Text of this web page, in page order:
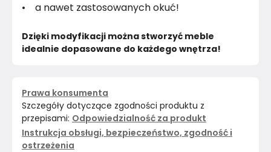
• a nawet zastosowanych okuć!
Dzięki modyfikacji można stworzyć meble
idealnie dopasowane do każdego wnętrza!
Prawa konsumenta
Szczegóły dotyczące zgodności produktu z
przepisami: Odpowiedzialność za produkt
Instrukcja obsługi, bezpieczeństwo, zgodność i
ostrzeżenia